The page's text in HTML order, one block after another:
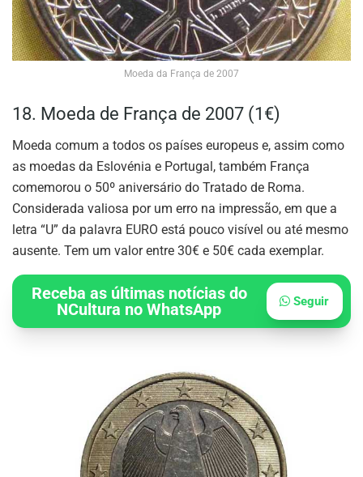
Moeda da França de 2007
18. Moeda de França de 2007 (1€)
Moeda comum a todos os países europeus e, assim como
as moedas da Eslovénia e Portugal, também França
comemorou o 50º aniversário do Tratado de Roma.
Considerada valiosa por um erro na impressão, em que a
letra “U” da palavra EURO está pouco visível ou até mesmo
ausente. Tem um valor entre 30€ e 50€ cada exemplar.
Receba as últimas notícias do
NCultura no WhatsApp
Seguir